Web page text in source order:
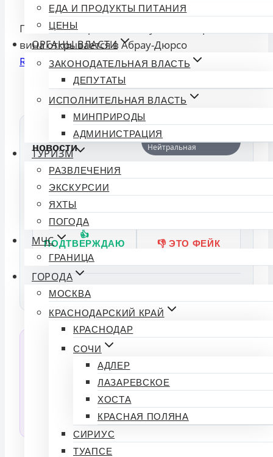
ЕДА И ПРОДУКТЫ ПИТАНИЯ
ЦЕНЫ
ОРГАНЫ ВЛАСТИ
ЗАКОНОДАТЕЛЬНАЯ ВЛАСТЬ
ДЕПУТАТЫ
ИСПОЛНИТЕЛЬНАЯ ВЛАСТЬ
МИНПРИРОДЫ
АДМИНИСТРАЦИЯ
ТУРИЗМ
РАЗВЛЕЧЕНИЯ
ЭКСКУРСИИ
ЯХТЫ
ПОГОДА
МЧС
ГРАНИЦА
ГОРОДА
МОСКВА
КРАСНОДАРСКИЙ КРАЙ
КРАСНОДАР
СОЧИ
АДЛЕР
ЛАЗАРЕВСКОЕ
ХОСТА
КРАСНАЯ ПОЛЯНА
СИРИУС
ТУАПСЕ
Петь и пить: фестиваль музыки и игристого
вина открывается в Абрау-Дюрсо
Read More
Смотрите Все АктуальныеНовости.
🔍 Фактчекинг
новости
Тональность:
Нейтральная
Индекс доверия 50%
👍
ПОДТВЕРЖДАЮ
ФАКТ
👎 ЭТО ФЕЙК
Источники:
💬 Спросить ИИ об этой новости
Нейросеть прочитала статью и готова ответить
на любые вопросы по тексту.
СПРОСИТЬ